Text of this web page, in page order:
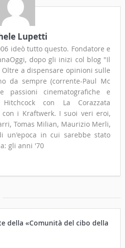
Lupetti
ideò tutto questo. Fondatore e
dopo gli inizi col blog "Il
Oltre a dispensare opinioni sulle
da sempre (corrente-Paul Mc
passioni cinematografiche e
con La Corazzata
con i Kraftwerk. I suoi veri eroi,
Tomas Milian, Maurizio Merli,
un'epoca in cui sarebbe stato
gli anni '70
della «Comunità del cibo della